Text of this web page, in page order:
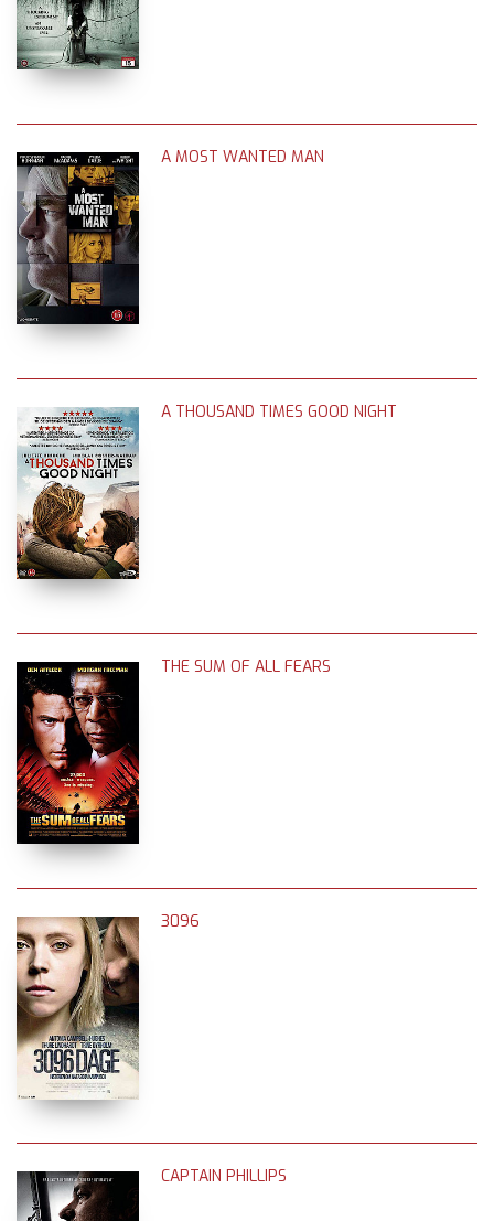
A MOST WANTED MAN
A THOUSAND TIMES GOOD NIGHT
THE SUM OF ALL FEARS
3096
CAPTAIN PHILLIPS